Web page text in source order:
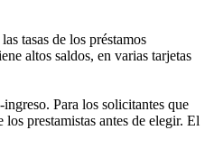
tasas de los préstamos
altos saldos, en varias tarjetas
Para los solicitantes que
prestamistas antes de elegir. El